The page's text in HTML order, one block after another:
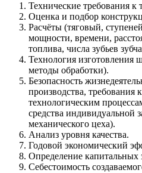
Технические требования к
Оценка и подбор
Расчёты (тяговый,
мощности, времени,
топлива, числа зубьев
Технология изготовления
методы обработки).
Безопасность
производства, требования
технологическим
средства индивидуальной
механического цеха).
Анализ уровня качества.
Годовой экономический
Определение капитальных
Себестоимость